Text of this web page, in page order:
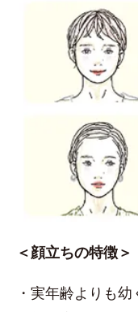
＜顔立ちの特徴＞
・実年齢よりも